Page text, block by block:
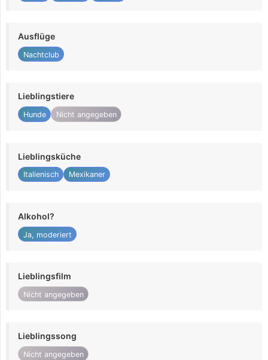
Ausflüge
Nachtclub
Lieblingstiere
Hunde Nicht angegeben
Lieblingsküche
Italienisch Mexikaner
Alkohol?
Ja, moderiert
Lieblingsfilm
Nicht angegeben
Lieblingssong
Nicht angegeben